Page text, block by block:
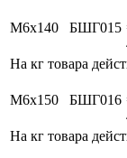
М6х140 БШГ015
На кг товара
М6х150 БШГ016
На кг товара